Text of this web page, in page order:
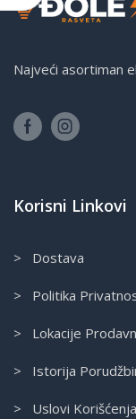
Najveći asortiman
Korisni Linkovi
> Dostava
> Politika
> Lokacije
> Istorija
> Uslovi Korišćenja